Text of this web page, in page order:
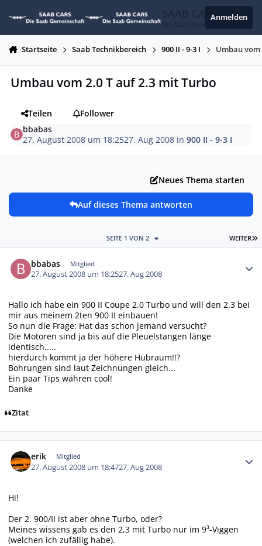
SAAB CARS
Die Saab Gemeinschaft
Anmelden
Startseite Saab Technikbereich 900 II - 9-3 I Umbau vom
Umbau vom 2.0 T auf 2.3 mit Turbo
Teilen
Follower
bbabas
27. August 2008 um 18:2527. Aug 2008 in900 II - 9-3 I
Neues Thema starten
Auf dieses Thema antworten
WEITER
SEITE 1 VON 2
bbabas Mitglied
27. August 2008 um 18:2527. Aug 2008
Hallo ich habe ein 900 II Coupe 2.0 Turbo und will den 2.3 bei
mir aus meinem 2ten 900 II einbauen!
So nun die Frage: Hat das schon jemand versucht?
Die Motoren sind ja bis auf die Pleuelstangen länge
identisch.....
hierdurch kommt ja der höhere Hubraum!!?
Bohrungen sind laut Zeichnungen gleich...
Ein paar Tips währen cool!
Danke
Zitat
erik Mitglied
27. August 2008 um 18:4727. Aug 2008
Hi!
Der 2. 900/II ist aber ohne Turbo, oder?
Meines wissens gab es den 2,3 mit Turbo nur im 9³-Viggen
(welchen ich zufällig habe).